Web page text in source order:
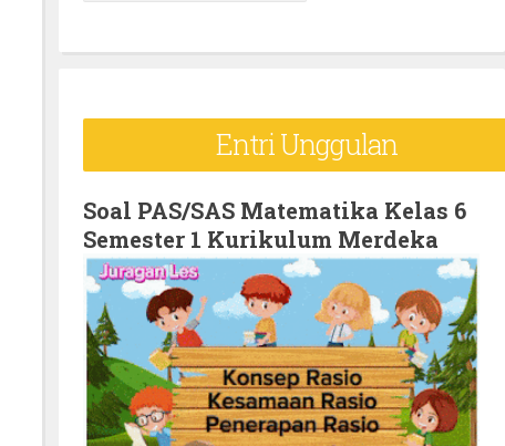
e
f
o
r
:
Entri Unggulan
Soal PAS/SAS Matematika Kelas 6
Semester 1 Kurikulum Merdeka